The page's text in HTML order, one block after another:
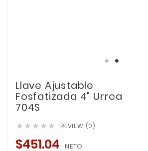
Llave Ajustable
Fosfatizada 4" Urrea
704S
     REVIEW (0)
$451.04 NETO